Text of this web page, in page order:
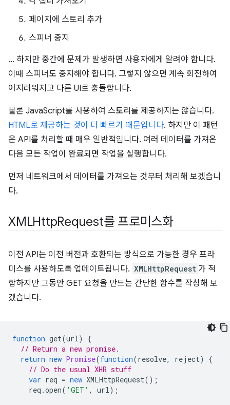
페이지에 스토리 추가
스피너 중지
… 하지만 중간에 문제가 발생하면 사용자에게 알려야 합니다.
이때 스피너도 중지해야 합니다. 그렇지 않으면 계속 회전하여
어지러워지고 다른 UI로 충돌합니다.
물론 JavaScript를 사용하여 스토리를 제공하지는 않습니다.
HTML로 제공하는 것이 더 빠르기 때문입니다. 하지만 이 패턴
은 API를 처리할 때 매우 일반적입니다. 여러 데이터를 가져온
다음 모든 작업이 완료되면 작업을 실행합니다.
먼저 네트워크에서 데이터를 가져오는 것부터 처리해 보겠습니
다.
XMLHttpRequest를 프로미스화
이전 API는 이전 버전과 호환되는 방식으로 가능한 경우 프라
미스를 사용하도록 업데이트됩니다. XMLHttpRequest 가 적
합하지만 그동안 GET 요청을 만드는 간단한 함수를 작성해 보
겠습니다.
function get(url)
{
// Return a new promise.
return new Promise(function(resolve, reject)
{
// Do the usual XHR stuff
var req = new XMLHttpRequest();
req .open( 'GET' , url);